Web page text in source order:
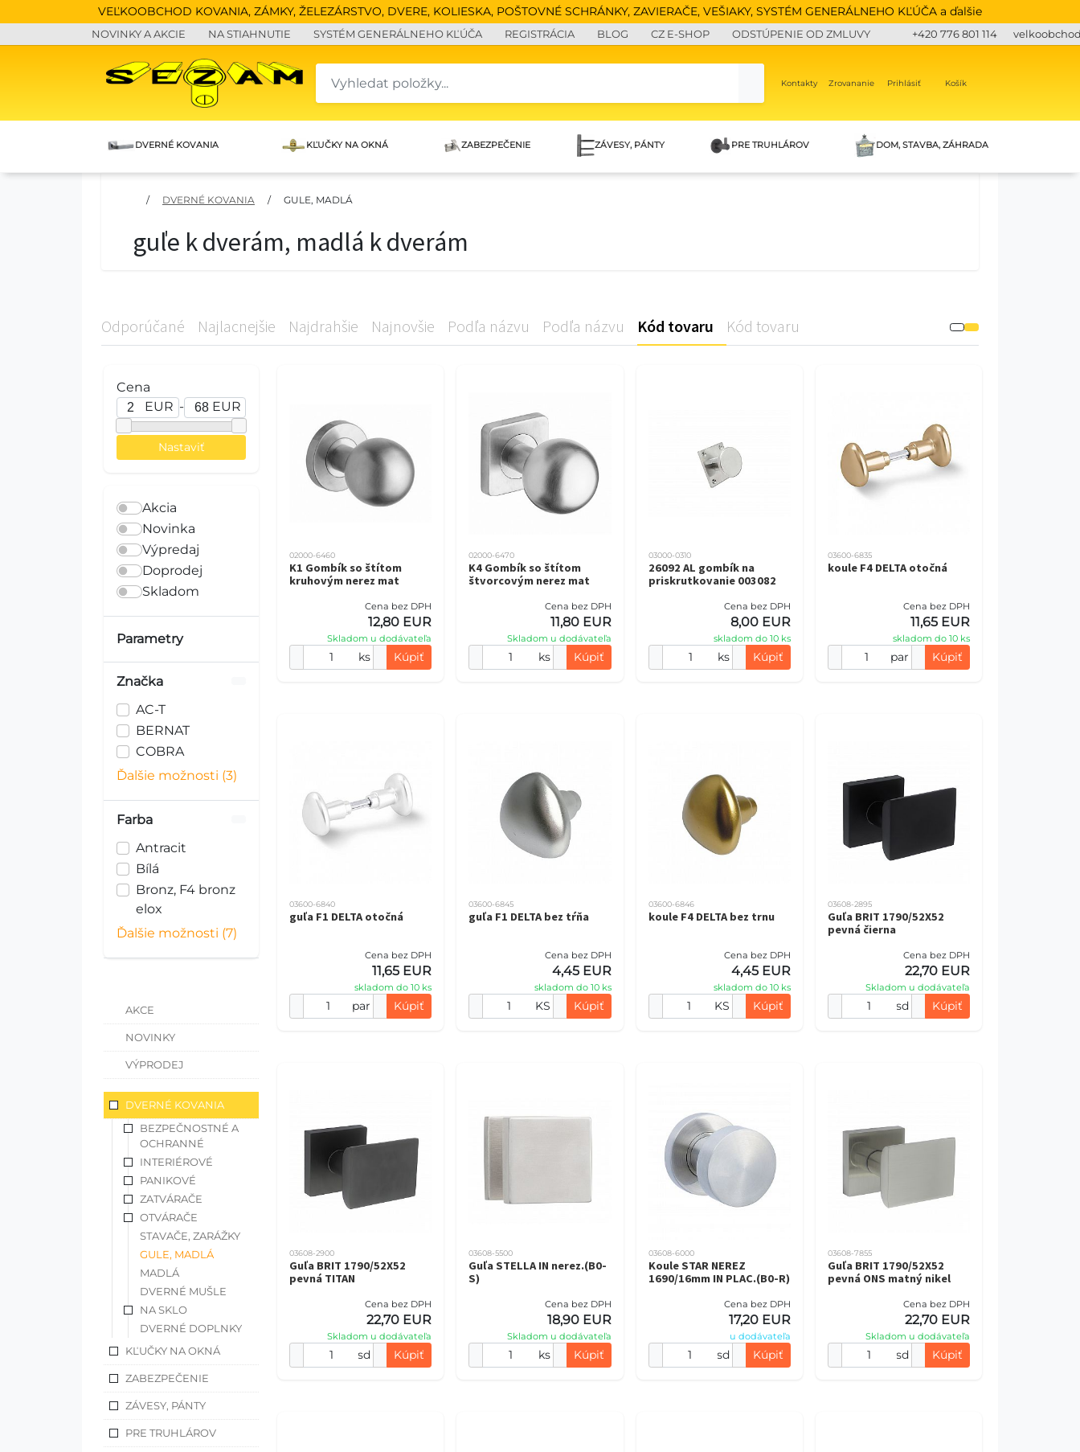
VEĽKOOBCHOD KOVANIA, ZÁMKY, ŽELEZÁRSTVO, DVERE, KOLIESKA, POŠTOVNÉ SCHRÁNKY, ZAVIERAČE, VEŠIAKY, SYSTÉM GENERÁLNEHO KĽÚČA a ďalšie
NOVINKY A AKCIE NA STIAHNUTIE SYSTÉM GENERÁLNEHO KĽÚČA REGISTRÁCIA BLOG CZ E-SHOP ODSTÚPENIE OD ZMLUVY +420 776 801 114
Kontakty Zrovananie Prihlásiť Košík
DVERNÉ KOVANIA KĽUČKY NA OKNÁ ZABEZPEČENIE ZÁVESY, PÁNTY PRE TRUHLÁROV DOM, STAVBA, ZÁHRADA
/ DVERNÉ KOVANIA / GULE, MADLÁ
guľe k dverám, madlá k dverám
Odporúčané Najlacnejšie Najdrahšie Najnovšie Podľa názvu Podľa názvu Kód tovaru Kód tovaru
Cena
EUR - EUR
Akcia
Novinka
Výpredaj
Doprodej
Skladom
Parametry
Značka
AC-T
BERNAT
COBRA
Ďalšie možnosti (3)
Farba
Antracit
Bílá
Bronz, F4 bronz
elox
Ďalšie možnosti (7)
AKCE
NOVINKY
VÝPRODEJ
DVERNÉ KOVANIA
BEZPEČNOSTNÉ A
OCHRANNÉ
INTERIÉROVÉ
PANIKOVÉ
ZATVÁRAČE
OTVÁRAČE
STAVAČE, ZARÁŽKY
GULE, MADLÁ
MADLÁ
DVERNÉ MUŠLE
NA SKLO
DVERNÉ DOPLNKY
KĽUČKY NA OKNÁ
ZABEZPEČENIE
ZÁVESY, PÁNTY
PRE TRUHLÁROV
02000-6460
K1 Gombík so štítom
kruhovým nerez mat
Cena bez DPH
12,80 EUR
Skladom u dodávateľa
ks Kúpiť
02000-6470
K4 Gombík so štítom
štvorcovým nerez mat
Cena bez DPH
11,80 EUR
Skladom u dodávateľa
ks Kúpiť
03000-0310
26092 AL gombík na
priskrutkovanie 003082
Cena bez DPH
8,00 EUR
skladom do 10 ks
ks Kúpiť
03600-6835
koule F4 DELTA otočná
Cena bez DPH
11,65 EUR
skladom do 10 ks
par Kúpiť
03600-6840
guľa F1 DELTA otočná
Cena bez DPH
11,65 EUR
skladom do 10 ks
par Kúpiť
03600-6845
guľa F1 DELTA bez tŕňa
Cena bez DPH
4,45 EUR
skladom do 10 ks
KS Kúpiť
03600-6846
koule F4 DELTA bez trnu
Cena bez DPH
4,45 EUR
skladom do 10 ks
KS Kúpiť
03608-2895
Guľa BRIT 1790/52X52
pevná čierna
Cena bez DPH
22,70 EUR
Skladom u dodávateľa
sd Kúpiť
03608-2900
Guľa BRIT 1790/52X52
pevná TITAN
Cena bez DPH
22,70 EUR
Skladom u dodávateľa
sd Kúpiť
03608-5500
Guľa STELLA IN nerez.(B0-
S)
Cena bez DPH
18,90 EUR
Skladom u dodávateľa
ks Kúpiť
03608-6000
Koule STAR NEREZ
1690/16mm IN PLAC.(B0-R)
Cena bez DPH
17,20 EUR
u dodávateľa
sd Kúpiť
03608-7855
Guľa BRIT 1790/52X52
pevná ONS matný nikel
Cena bez DPH
22,70 EUR
Skladom u dodávateľa
sd Kúpiť